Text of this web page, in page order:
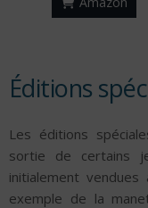
Éditions
Les éditions
sortie de certains
initialement vendues
exemple de la